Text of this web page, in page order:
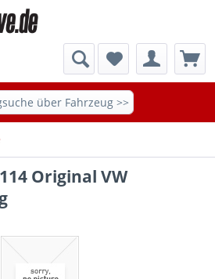
über Fahrzeug >>
Original VW